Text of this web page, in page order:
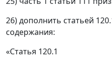
26) дополнить статьей
содержания:
«Статья 120.1